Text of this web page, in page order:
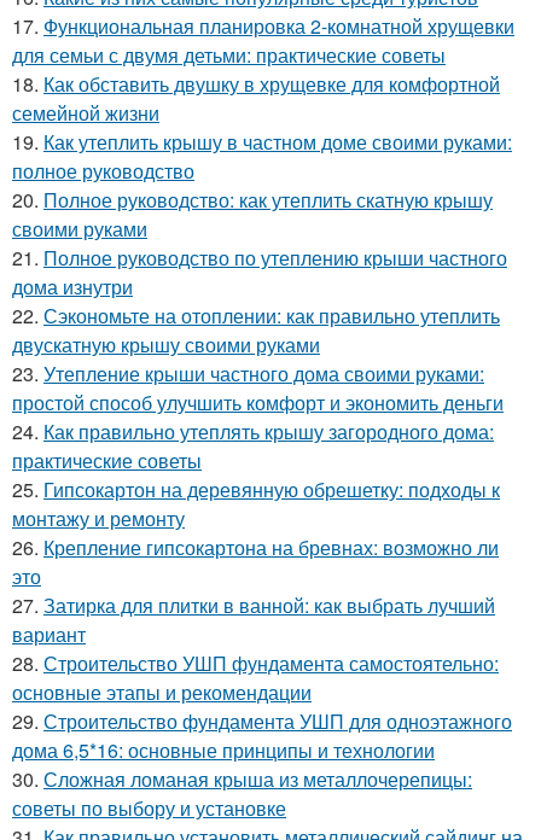
17. Функциональная планировка 2-комнатной хрущевки
для семьи с двумя детьми: практические советы
18. Как обставить двушку в хрущевке для комфортной
семейной жизни
19. Как утеплить крышу в частном доме своими руками:
полное руководство
20. Полное руководство: как утеплить скатную крышу
своими руками
21. Полное руководство по утеплению крыши частного
дома изнутри
22. Сэкономьте на отоплении: как правильно утеплить
двускатную крышу своими руками
23. Утепление крыши частного дома своими руками:
простой способ улучшить комфорт и экономить деньги
24. Как правильно утеплять крышу загородного дома:
практические советы
25. Гипсокартон на деревянную обрешетку: подходы к
монтажу и ремонту
26. Крепление гипсокартона на бревнах: возможно ли
это
27. Затирка для плитки в ванной: как выбрать лучший
вариант
28. Строительство УШП фундамента самостоятельно:
основные этапы и рекомендации
29. Строительство фундамента УШП для одноэтажного
дома 6,5*16: основные принципы и технологии
30. Сложная ломаная крыша из металлочерепицы:
советы по выбору и установке